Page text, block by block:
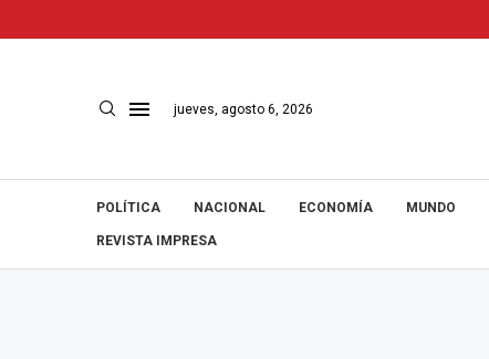
jueves, agosto 6, 2026
POLÍTICA NACIONAL ECONOMÍA MUNDO
REVISTA IMPRESA